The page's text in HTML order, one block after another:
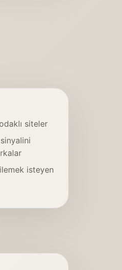
siteler
isteyen